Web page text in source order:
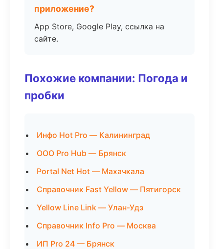
приложение?
App Store, Google Play, ссылка на
сайте.
Похожие компании: Погода и
пробки
Инфо Hot Pro — Калининград
ООО Pro Hub — Брянск
Portal Net Hot — Махачкала
Справочник Fast Yellow — Пятигорск
Yellow Line Link — Улан-Удэ
Справочник Info Pro — Москва
ИП Pro 24 — Брянск